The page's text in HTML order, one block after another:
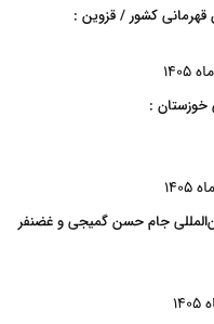
کشور / قزوین :
خوزستان :
جام حسن گمیجی و غضنفر